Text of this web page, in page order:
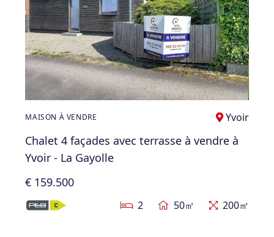
MAISON À VENDRE Yvoir
Chalet 4 façades avec terrasse à vendre à
Yvoir - La Gayolle
€ 159.500
2 50㎡ 200㎡